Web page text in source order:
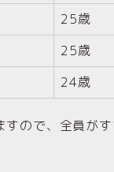
25歳
25歳
24歳
ので、全員が